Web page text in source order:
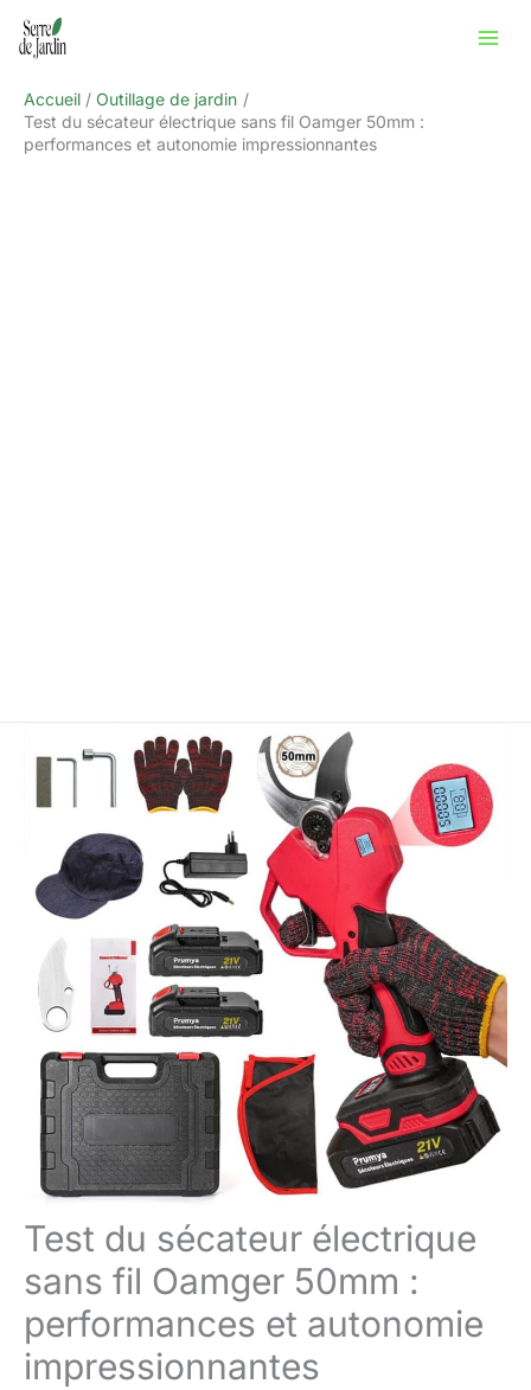
Accueil
Outillage de jardin
Test du sécateur électrique sans fil Oamger 50mm :
performances et autonomie impressionnantes
Test du sécateur électrique
sans fil Oamger 50mm :
performances et autonomie
impressionnantes
Rechercher